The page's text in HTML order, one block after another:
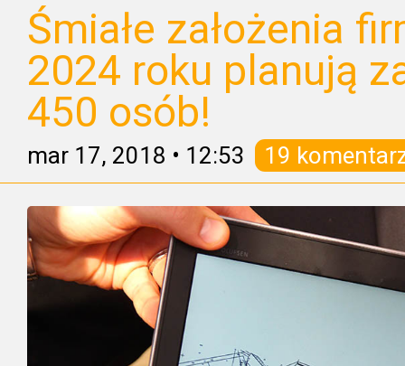
Śmiałe założenia
2024 roku planują
450 osób!
mar 17, 2018 • 12:53 19